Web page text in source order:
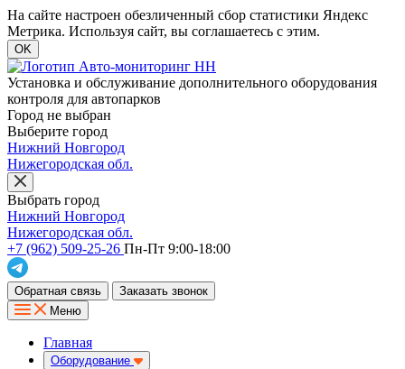
На сайте настроен обезличенный сбор статистики Яндекс
Метрика. Используя сайт, вы соглашаетесь с этим.
OK
Установка и обслуживание дополнительного оборудования
контроля для автопарков
Город не выбран
Выберите город
Нижний Новгород
Нижегородская обл.
Выбрать город
Нижний Новгород
Нижегородская обл.
+7 (962) 509-25-26 Пн-Пт 9:00-18:00
Обратная связь
Заказать звонок
Меню
Главная
Оборудование